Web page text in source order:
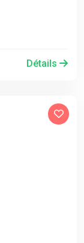
Détails